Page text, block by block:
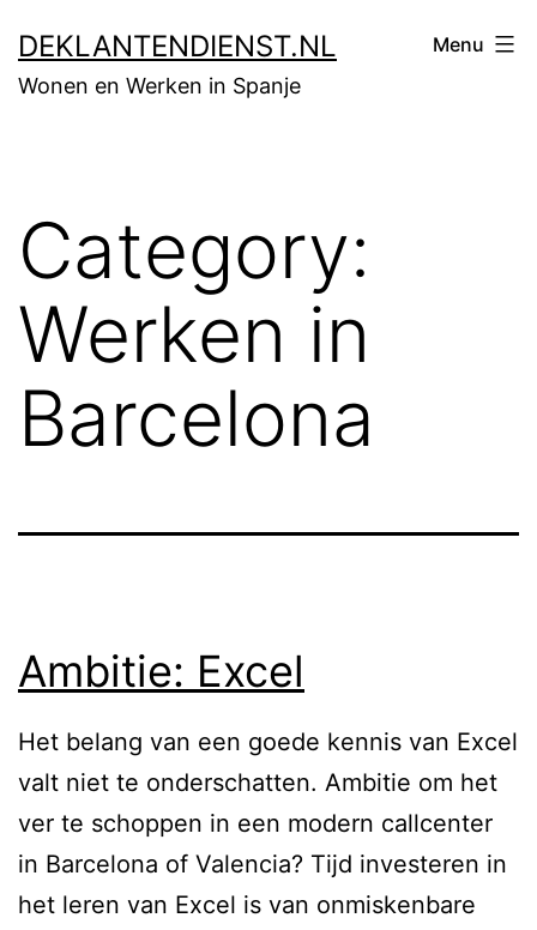
to
content
DEKLANTENDIENST.NL
Wonen en Werken in Spanje
Menu
Category:
Werken in
Barcelona
Ambitie: Excel
Het belang van een goede kennis van Excel
valt niet te onderschatten. Ambitie om het
ver te schoppen in een modern callcenter
in Barcelona of Valencia? Tijd investeren in
het leren van Excel is van onmiskenbare